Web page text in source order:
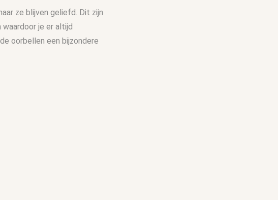
ze blijven geliefd. Dit zijn
je er altijd
oorbellen een bijzondere